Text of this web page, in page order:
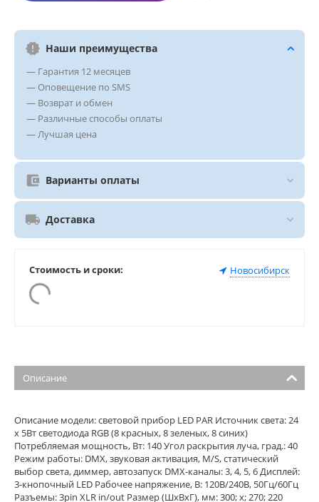
Наши преимущества
— Гарантия 12 месяцев
— Оповещение по SMS
— Возврат и обмен
— Различные способы оплаты
— Лучшая цена
Варианты оплаты
Доставка
Стоимость и сроки: Новосибирск
Описание
Описание модели: cветовой прибор LED PAR Источник света: 24
х 5Вт светодиода RGB (8 красных, 8 зеленых, 8 синих)
Потребляемая мощность, Вт: 140 Угол раскрытия луча, град.: 40
Режим работы: DMX, звуковая активация, M/S, статический
выбор света, диммер, автозапуск DMX-каналы: 3, 4, 5, 6 Дисплей:
3-кнопочный LED Рабочее напряжение, В: 120В/240В, 50Гц/60Гц
Разъемы: 3pin XLR in/out Размер (ШхВхГ), мм: 300; х; 270; 220